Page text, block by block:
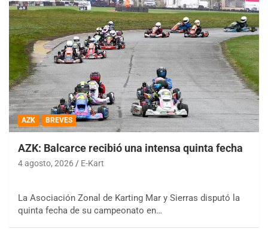
AZK BREVES
AZK: Balcarce recibió una intensa quinta fecha
4 agosto, 2026 E-Kart
La Asociación Zonal de Karting Mar y Sierras disputó la
quinta fecha de su campeonato en…